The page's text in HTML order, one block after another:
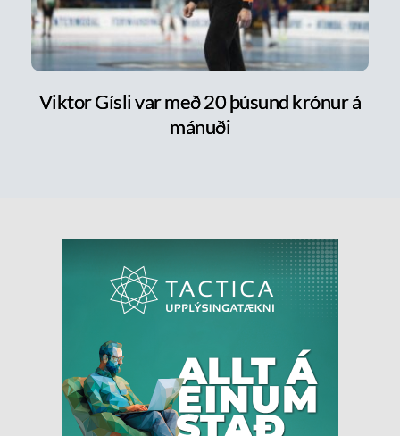
Viktor Gísli var með 20 þúsund krónur á
mánuði